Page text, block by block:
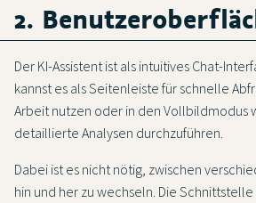
2.
Der KI-Assistent ist als intuitives Chat-
kannst es als Seitenleiste für schnelle
Arbeit nutzen oder in den Vollbildmodus
detaillierte Analysen durchzuführen.
Dabei ist es nicht nötig, zwischen
hin und her zu wechseln. Die